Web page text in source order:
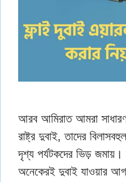
আরব আমিরাত আমরা
রাষ্ট্র দুবাই, তাদের
দৃশ্য পর্যটকদের ভিড় জমায়।
অনেকেরই দুবাই যাওয়ার